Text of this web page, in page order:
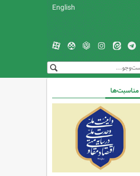
English
مناسبت‌ها